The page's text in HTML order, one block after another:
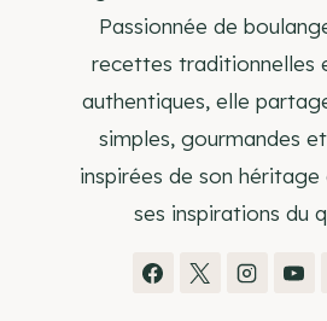
Passionnée de
recettes traditionnelles
authentiques, elle
simples, gourmandes
inspirées de son
ses inspirations du